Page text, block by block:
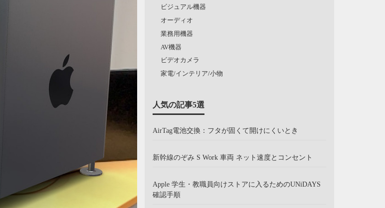
ビジュアル機器
オーディオ
業務用機器
AV機器
ビデオカメラ
家電/インテリア/小物
人気の記事5選
AirTag電池交換：フタが固くて開けにくいとき
新幹線のぞみ S Work 車両 ネット速度とコンセント
Apple 学生・教職員向けストアに入るためのUNiDAYS
確認手順